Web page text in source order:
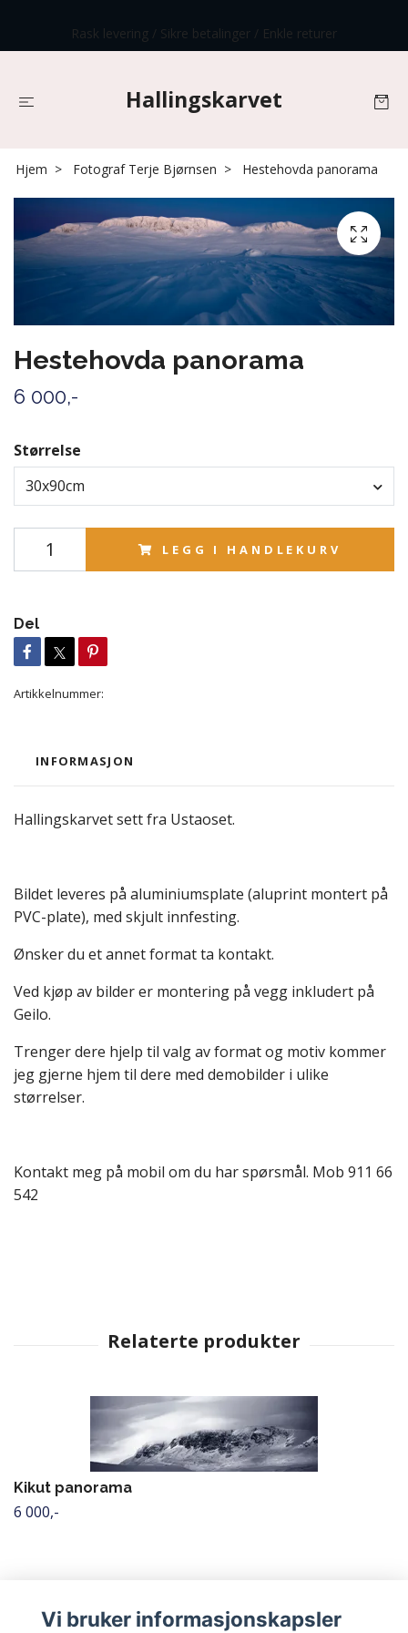
Rask levering / Sikre betalinger / Enkle returer
Hallingskarvet
Hjem Fotograf Terje Bjørnsen Hestehovda panorama
Hestehovda panorama
6 000,-
Størrelse
30x90cm
LEGG I HANDLEKURV
Del
Artikkelnummer:
INFORMASJON
Hallingskarvet sett fra Ustaoset.
Bildet leveres på aluminiumsplate (aluprint montert på
PVC-plate), med skjult innfesting.
Ønsker du et annet format ta kontakt.
Ved kjøp av bilder er montering på vegg inkludert på
Geilo.
Trenger dere hjelp til valg av format og motiv kommer
jeg gjerne hjem til dere med demobilder i ulike
størrelser.
Kontakt meg på mobil om du har spørsmål. Mob 911 66
542
Kikut panorama
6 000,-
Vi bruker informasjonskapsler